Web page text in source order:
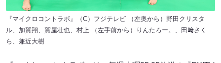
『マイクロコントラボ』（C）フジテレビ （左奥から）野田クリスタ
ル、加賀翔、賀屋壮也、村上 （左手前から）りんたろー。、田﨑さく
ら、兼近大樹